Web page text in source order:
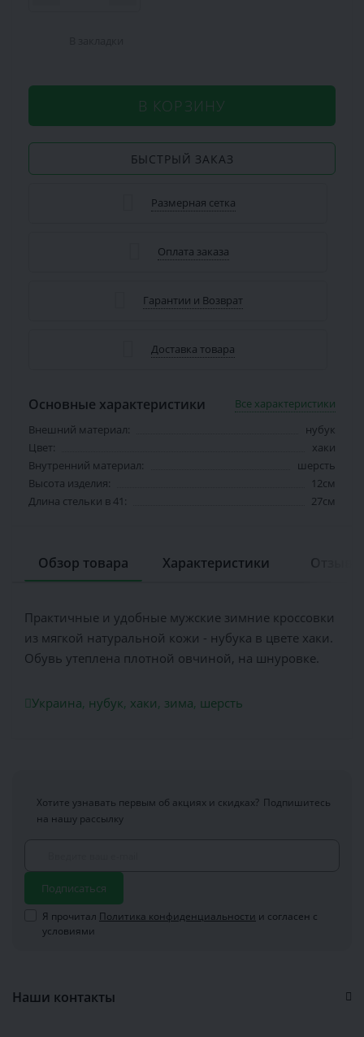
В КОРЗИНУ
БЫСТРЫЙ ЗАКАЗ
Размерная сетка
Оплата заказа
Гарантии и Возврат
Доставка товара
Основные характеристики
Все характеристики
Внешний материал:
нубук
Цвет:
хаки
Внутренний материал:
шерсть
Высота изделия:
12см
Длина стельки в 41:
27см
Обзор товара Характеристики
Практичные и удобные мужские зимние кроссовки
из мягкой натуральной кожи - нубука в цвете хаки.
Обувь утеплена плотной овчиной, на шнуровке.
Украина, нубук, хаки, зима, шерсть
Хотите узнавать первым об акциях и скидках? Подпишитесь
на нашу рассылку
Подписаться
Я прочитал Политика конфиденциальности и согласен с
условиями
Наши контакты